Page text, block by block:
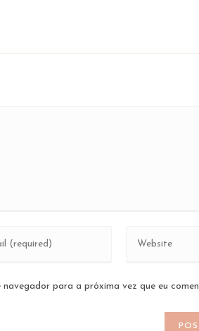
para a próxima vez que eu